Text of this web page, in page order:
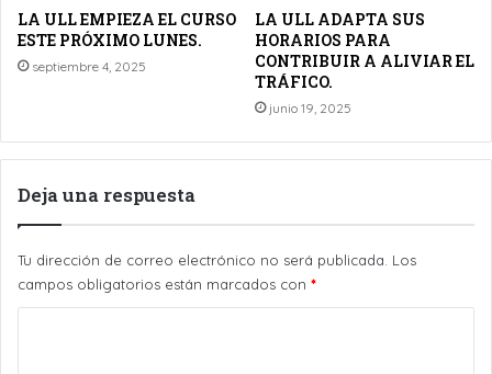
LA ULL EMPIEZA EL CURSO
ESTE PRÓXIMO LUNES.
septiembre 4, 2025
LA ULL ADAPTA SUS
HORARIOS PARA
CONTRIBUIR A ALIVIAR EL
TRÁFICO.
junio 19, 2025
Deja una respuesta
Tu dirección de correo electrónico no será publicada. Los
campos obligatorios están marcados con *